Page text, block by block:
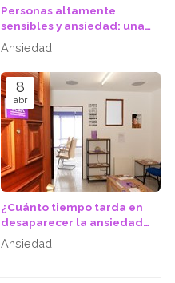
Personas altamente
sensibles y ansiedad: una
combinación que necesita
enfoque especializado
Ansiedad
8
abr
¿Cuánto tiempo tarda en
desaparecer la ansiedad
con terapia?
Ansiedad